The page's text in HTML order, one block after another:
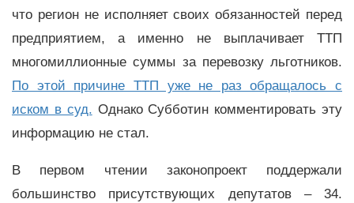
что регион не исполняет своих обязанностей перед
предприятием, а именно не выплачивает ТТП
многомиллионные суммы за перевозку льготников.
По этой причине ТТП уже не раз обращалось с
иском в суд. Однако Субботин комментировать эту
информацию не стал.
В первом чтении законопроект поддержали
большинство присутствующих депутатов – 34.